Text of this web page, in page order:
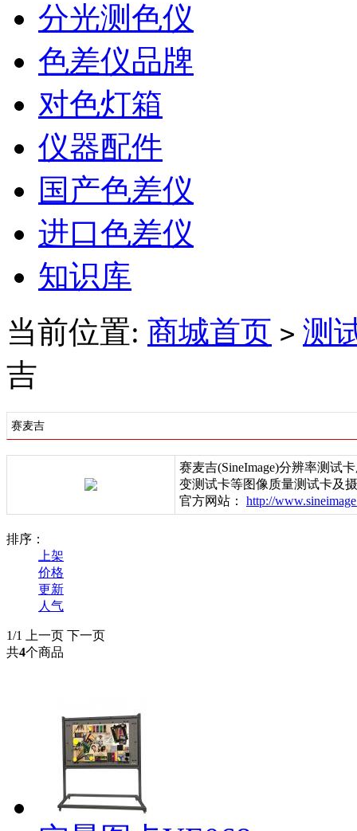
分光测色仪
色差仪品牌
对色灯箱
仪器配件
国产色差仪
进口色差仪
知识库
当前位置: 商城首页 > 测
吉
赛麦吉
赛麦吉(SineImage)分辨率测试
变测试卡等图像质量测试卡及
官方网站： http://
排序：
上架
价格
更新
人气
1/1 上一页 下一页
共4个商品